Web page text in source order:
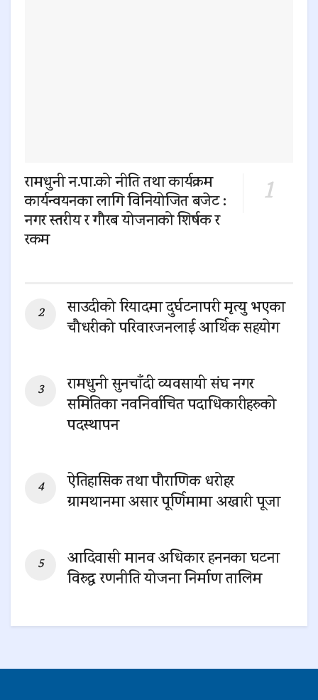
रामधुनी न.पा.को नीति तथा कार्यक्रम
कार्यन्वयनका लागि विनियोजित बजेट :
नगर स्तरीय र गौरब योजनाको शिर्षक र
रकम
साउदीको रियादमा दुर्घटनापरी मृत्यु भएका
चौधरीको परिवारजनलाई आर्थिक सहयोग
रामधुनी सुनचाँदी व्यवसायी संघ नगर
समितिका नवनिर्वाचित पदाधिकारीहरुको
पदस्थापन
ऐतिहासिक तथा पौराणिक धरोहर
ग्रामथानमा असार पूर्णिमामा अखारी पूजा
आदिवासी मानव अधिकार हननका घटना
विरुद्ध रणनीति योजना निर्माण तालिम